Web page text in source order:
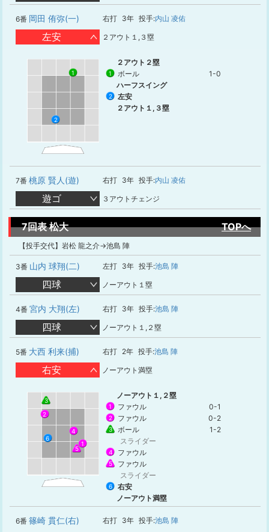
6番 岡田 侑弥(一) 右打 3年 投手:内山 凌佑
左安 ２アウト１,３塁
1
2
２アウト２塁
1 ボール
1-0
ハーフスイング
2
左安
２アウト１,３塁
7番 桃原 賢人(遊) 右打 3年 投手:内山 凌佑
遊ゴ ３アウトチェンジ
7回表 松大 TOPへ
【投手交代】岩松 龍之介→池島 陣
3番 山内 球翔(二) 左打 3年 投手:池島 陣
四球 ノーアウト１塁
4番 宮内 大翔(左) 右打 3年 投手:池島 陣
四球 ノーアウト１,２塁
5番 大西 利来(捕) 右打 2年 投手:池島 陣
右安 ノーアウト満塁
1
2
3
4
5
6
ノーアウト１,２塁
1 ファウル 0-1
2 ファウル 0-2
3 ボール
1-2
スライダー
4 ファウル
5
ファウル
スライダー
6
右安
ノーアウト満塁
6番 篠崎 貫仁(右) 右打 3年 投手:池島 陣